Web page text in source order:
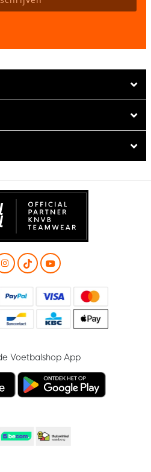
Voetbalshop App